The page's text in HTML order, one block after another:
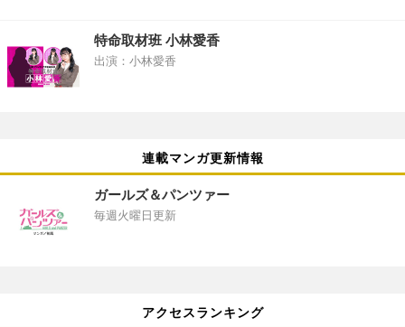
特命取材班 小林愛香
出演：小林愛香
連載マンガ更新情報
ガールズ＆パンツァー
毎週火曜日更新
アクセスランキング